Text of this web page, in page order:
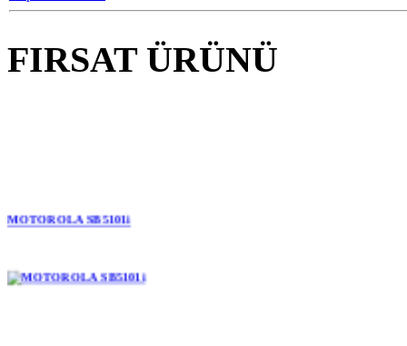
FIRSAT ÜRÜNÜ